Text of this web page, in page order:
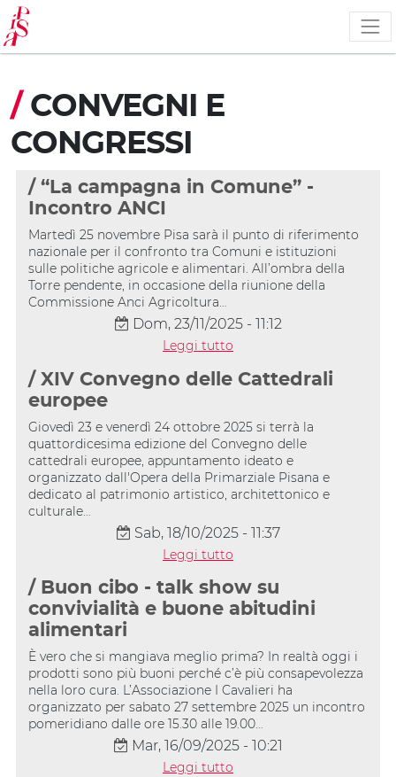
Salta
al
contenuto
principale
/ CONVEGNI E
CONGRESSI
/ “La campagna in Comune” -
Incontro ANCI
Martedì 25 novembre Pisa sarà il punto di riferimento
nazionale per il confronto tra Comuni e istituzioni
sulle politiche agricole e alimentari. All’ombra della
Torre pendente, in occasione della riunione della
Commissione Anci Agricoltura…
Dom, 23/11/2025 - 11:12
Leggi tutto
/ XIV Convegno delle Cattedrali
europee
Giovedì 23 e venerdì 24 ottobre 2025 si terrà la
quattordicesima edizione del Convegno delle
cattedrali europee, appuntamento ideato e
organizzato dall'Opera della Primarziale Pisana e
dedicato al patrimonio artistico, architettonico e
culturale…
Sab, 18/10/2025 - 11:37
Leggi tutto
/ Buon cibo - talk show su
convivialità e buone abitudini
alimentari
È vero che si mangiava meglio prima? In realtà oggi i
prodotti sono più buoni perché c’è più consapevolezza
nella loro cura. L’Associazione I Cavalieri ha
organizzato per sabato 27 settembre 2025 un incontro
pomeridiano dalle ore 15.30 alle 19.00…
Mar, 16/09/2025 - 10:21
Leggi tutto